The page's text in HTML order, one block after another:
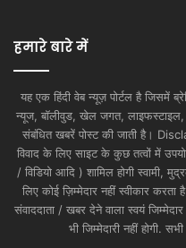
हमारे बारे में
यह एक हिंदी वेब न्यूज़ पोर्टल है जिसमें
न्यूज, बॉलीवुड, खेल जगत, लाइफस्टाइल,
संबंधित खबरें पोस्ट की जाती है।
विवाद के लिए साइट के कुछ तत्वों में
/ विडियो आदि ) शामिल होगी स्वामी,
लिए कोई ज़िम्मेदार नहीं स्वीकार
संवाददाता / खबर देने वाला स्वयं
भी जिम्मेदारी नहीं होगी.